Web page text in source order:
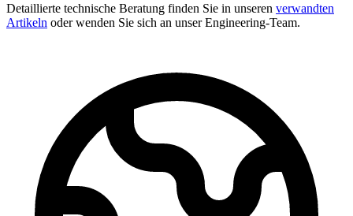
Detaillierte technische Beratung finden Sie in unseren verwandten
Artikeln oder wenden Sie sich an unser Engineering-Team.